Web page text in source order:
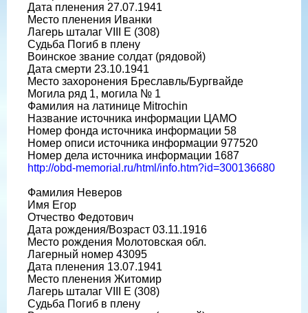
Дата пленения 27.07.1941
Место пленения Иванки
Лагерь шталаг VIII E (308)
Судьба Погиб в плену
Воинское звание солдат (рядовой)
Дата смерти 23.10.1941
Место захоронения Бреславль/Бургвайде
Могила ряд 1, могила № 1
Фамилия на латинице Mitrochin
Название источника информации ЦАМО
Номер фонда источника информации 58
Номер описи источника информации 977520
Номер дела источника информации 1687
http://obd-memorial.ru/html/info.htm?id=300136680
Фамилия Неверов
Имя Егор
Отчество Федотович
Дата рождения/Возраст 03.11.1916
Место рождения Молотовская обл.
Лагерный номер 43095
Дата пленения 13.07.1941
Место пленения Житомир
Лагерь шталаг VIII E (308)
Судьба Погиб в плену